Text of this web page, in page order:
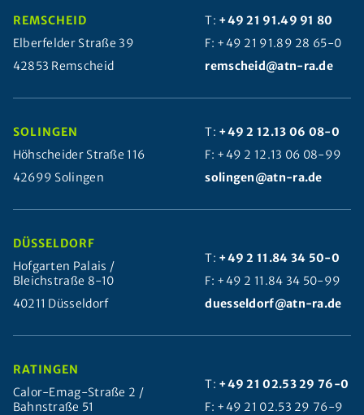
REMSCHEID
Elberfelder Straße 39
42853 Remscheid
T: +49 21 91.49 91 80
F: +49 21 91.89 28 65-0
remscheid@atn-ra.de
SOLINGEN
Höhscheider Straße 116
42699 Solingen
T: +49 2 12.13 06 08-0
F: +49 2 12.13 06 08-99
solingen@atn-ra.de
DÜSSELDORF
Hofgarten Palais /
Bleichstraße 8-10
40211 Düsseldorf
T: +49 2 11.84 34 50-0
F: +49 2 11.84 34 50-99
duesseldorf@atn-ra.de
RATINGEN
Calor-Emag-Straße 2 /
Bahnstraße 51
T: +49 21 02.53 29 76-0
F: +49 21 02.53 29 76-9